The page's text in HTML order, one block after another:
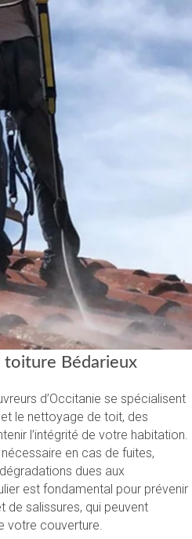
toiture Bédarieux
d’Occitanie se spécialisent
le nettoyage de toit, des
l’intégrité de votre habitation.
en cas de fuites,
dues aux
est fondamental pour prévenir
de salissures, qui peuvent
votre couverture.